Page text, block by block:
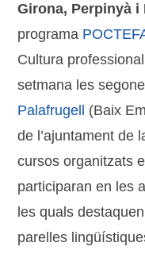
Girona, Perpinyà i
programa
Cultura
setmana les
Palafrugell
(Baix
de l’ajuntament de
cursos organitzats
participaran en les
les quals
parelles